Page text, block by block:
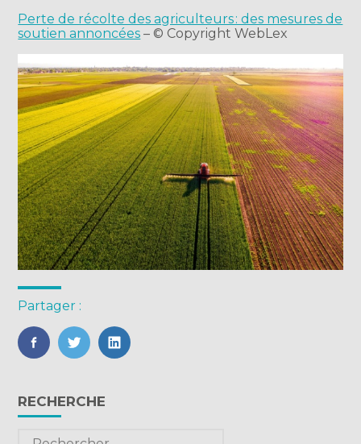
Perte de récolte des agriculteurs : des mesures de
soutien annoncées – © Copyright WebLex
Partager :
FaceBook
TwitterLinkedIn
Blog
sidebar
RECHERCHE
Rechercher :